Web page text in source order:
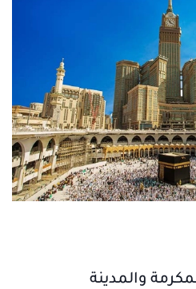
والمدينة